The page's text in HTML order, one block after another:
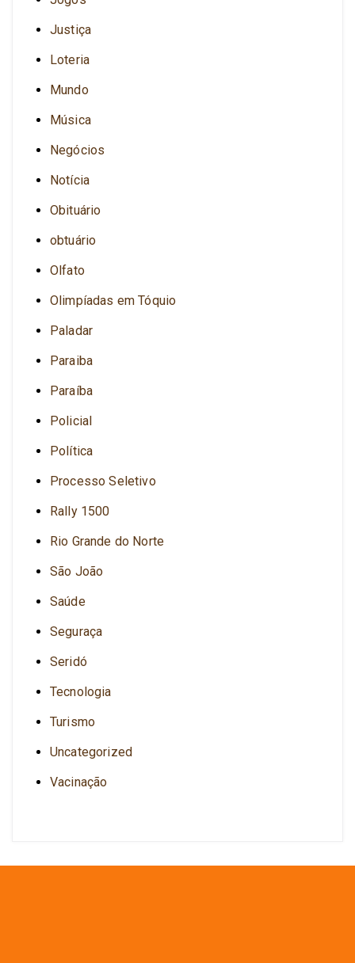
Justiça
Loteria
Mundo
Música
Negócios
Notícia
Obituário
obtuário
Olfato
Olimpíadas em Tóquio
Paladar
Paraiba
Paraíba
Policial
Política
Processo Seletivo
Rally 1500
Rio Grande do Norte
São João
Saúde
Seguraça
Seridó
Tecnologia
Turismo
Uncategorized
Vacinação